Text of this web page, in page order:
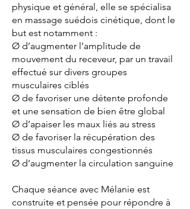
physique et général, elle se spécialisa
en massage suédois cinétique, dont le
but est notamment :
Ø d’augmenter l’amplitude de
mouvement du receveur, par un travail
effectué sur divers groupes
musculaires ciblés
Ø de favoriser une détente profonde
et une sensation de bien être global
Ø d’apaiser les maux liés au stress
Ø de favoriser la récupération des
tissus musculaires congestionnés
Ø d’augmenter la circulation sanguine
Chaque séance avec Mélanie est
construite et pensée pour répondre à